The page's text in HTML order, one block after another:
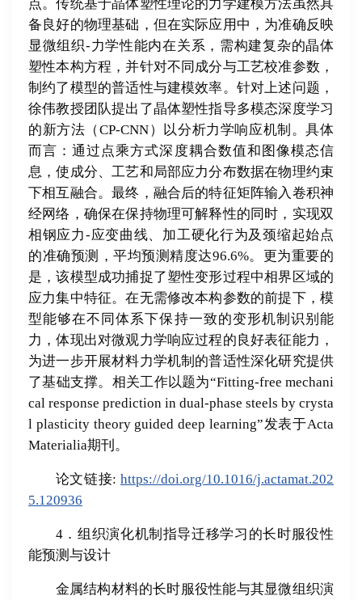
点。传统基于晶体塑性理论的力学建模方法虽然具
备良好的物理基础，但在实际应用中，为准确反映
显微组织-力学性能内在关系，需构建复杂的晶体
塑性本构方程，并针对不同成分与工艺校准参数，
制约了模型的普适性与建模效率。针对上述问题，
徐伟教授团队提出了晶体塑性指导多模态深度学习
的新方法（CP-CNN）以分析力学响应机制。具体
而言：通过点乘方式深度耦合数值和图像模态信
息，使成分、工艺和局部应力分布数据在物理约束
下相互融合。最终，融合后的特征矩阵输入卷积神
经网络，确保在保持物理可解释性的同时，实现双
相钢应力-应变曲线、加工硬化行为及颈缩起始点
的准确预测，平均预测精度达96.6%。更为重要的
是，该模型成功捕捉了塑性变形过程中相界区域的
应力集中特征。在无需修改本构参数的前提下，模
型能够在不同体系下保持一致的变形机制识别能
力，体现出对微观力学响应过程的良好表征能力，
为进一步开展材料力学机制的普适性深化研究提供
了基础支撑。相关工作以题为“Fitting-free mechani
cal response prediction in dual-phase steels by crysta
l plasticity theory guided deep learning”发表于Acta
Materialia期刊。
论文链接: https://doi.org/10.1016/j.actamat.202
5.120936
4．组织演化机制指导迁移学习的长时服役性
能预测与设计
金属结构材料的长时服役性能与其显微组织演